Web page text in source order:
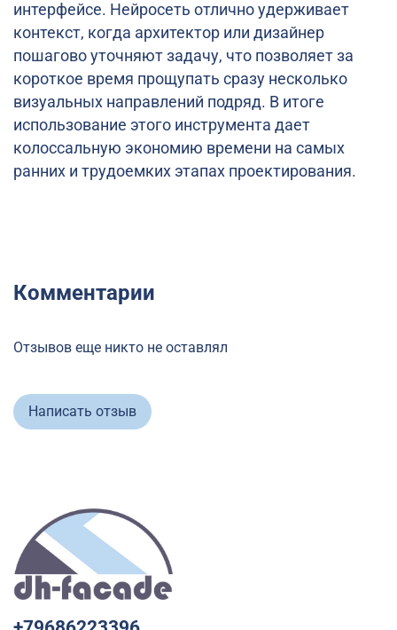
интерфейсе. Нейросеть отлично удерживает
контекст, когда архитектор или дизайнер
пошагово уточняют задачу, что позволяет за
короткое время прощупать сразу несколько
визуальных направлений подряд. В итоге
использование этого инструмента дает
колоссальную экономию времени на самых
ранних и трудоемких этапах проектирования.
Комментарии
Отзывов еще никто не оставлял
Написать отзыв